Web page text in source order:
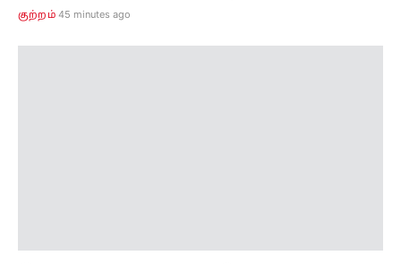
குற்றம் 45 minutes ago